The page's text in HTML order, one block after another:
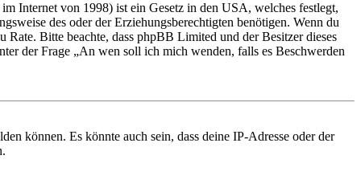
Internet von 1998) ist ein Gesetz in den USA, welches festlegt,
des oder der Erziehungsberechtigten benötigen. Wenn du
Bitte beachte, dass phpBB Limited und der Besitzer dieses
der Frage „An wen soll ich mich wenden, falls es Beschwerden
können. Es könnte auch sein, dass deine IP-Adresse oder der